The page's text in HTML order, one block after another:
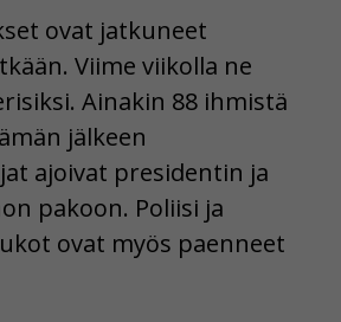
ovat jatkuneet
Viime viikolla ne
Ainakin 88 ihmistä
jälkeen
ajoivat presidentin ja
pakoon. Poliisi ja
ovat myös paenneet